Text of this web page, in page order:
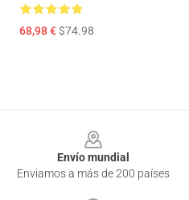
68,98 €$74.98
Envío mundial
Enviamos a más de 200 países